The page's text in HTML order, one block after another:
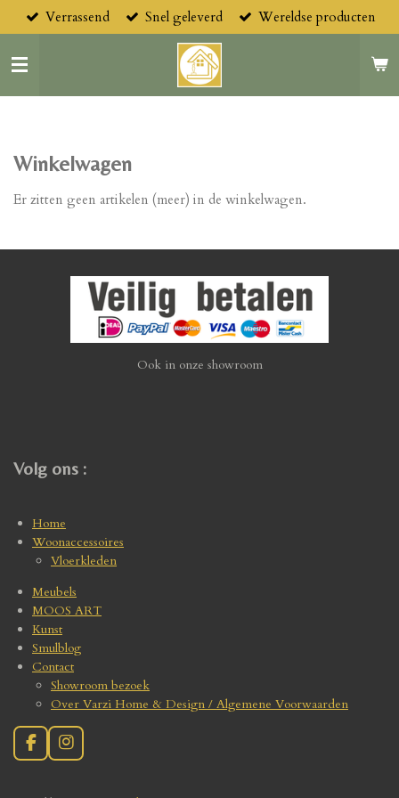
direct
naar
de
hoofdinhoud
Verrassend Snel geleverd Wereldse producten
Winkelwagen
Er zitten geen artikelen (meer) in de winkelwagen.
Ook in onze showroom
Volg ons :
Home
Woonaccessoires
Vloerkleden
Meubels
MOOS ART
Kunst
Smulblog
Contact
Showroom bezoek
Over Varzi Home & Design / Algemene Voorwaarden
F
a
I
n